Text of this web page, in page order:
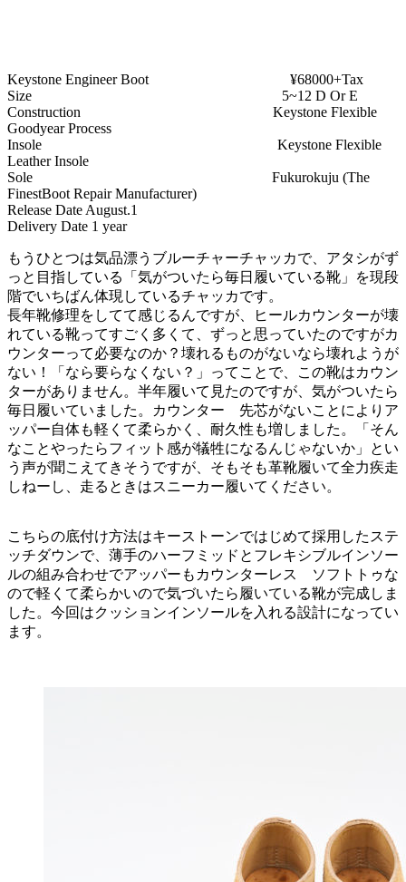
Keystone Engineer Boot ¥68000+Tax
Size 5~12 D Or E
Construction Keystone Flexible
Goodyear Process
Insole Keystone Flexible
Leather Insole
Sole Fukurokuju (The
FinestBoot Repair Manufacturer)
Release Date August.1
Delivery Date 1 year
もうひとつは気品漂うブルーチャーチャッカで、アタシがず
っと目指している「気がついたら毎日履いている靴」を現段
階でいちばん体現しているチャッカです。
長年靴修理をしてて感じるんですが、ヒールカウンターが壊
れている靴ってすごく多くて、ずっと思っていたのですがカ
ウンターって必要なのか？壊れるものがないなら壊れようが
ない！「なら要らなくない？」ってことで、この靴はカウン
ターがありません。半年履いて見たのですが、気がついたら
毎日履いていました。カウンター 先芯がないことによりア
ッパー自体も軽くて柔らかく、耐久性も増しました。「そん
なことやったらフィット感が犠牲になるんじゃないか」とい
う声が聞こえてきそうですが、そもそも革靴履いて全力疾走
しねーし、走るときはスニーカー履いてください。
こちらの底付け方法はキーストーンではじめて採用したステ
ッチダウンで、薄手のハーフミッドとフレキシブルインソー
ルの組み合わせでアッパーもカウンターレス ソフトトゥな
ので軽くて柔らかいので気づいたら履いている靴が完成しま
した。今回はクッションインソールを入れる設計になってい
ます。